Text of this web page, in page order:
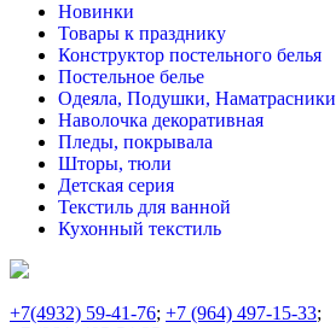
Новинки
Товары к празднику
Конструктор постельного белья
Постельное белье
Одеяла, Подушки, Наматрасники
Наволочка декоративная
Пледы, покрывала
Шторы, тюли
Детская серия
Текстиль для ванной
Кухонный текстиль
+7(4932) 59-41-76; +7 (964) 497-15-33;